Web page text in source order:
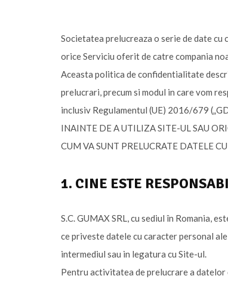
Societatea prelucreaza o serie de date
orice Serviciu oferit de catre compania
Aceasta politica de confidentialitate
prelucrari, precum si modul in care vom
inclusiv Regulamentul (UE) 2016/679
INAINTE DE A UTILIZA SITE-UL SAU
CUM VA SUNT PRELUCRATE DATELE
1. CINE ESTE
S.C. GUMAX SRL, cu sediul în Romania,
ce priveste datele cu caracter personal
intermediul sau in legatura cu Site-ul.
Pentru activitatea de prelucrare a